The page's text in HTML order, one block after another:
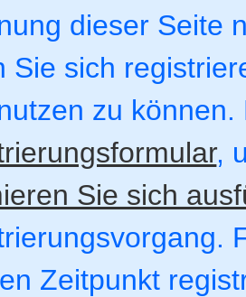
dieser Seite
Sie sich
zu
,
Sie sich
Zeitpunkt